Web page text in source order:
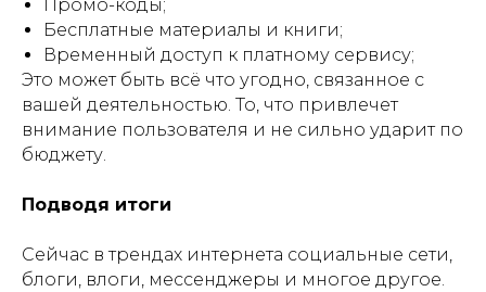
Промо-коды;
Бесплатные материалы и книги;
Временный доступ к платному сервису;
Это может быть всё что угодно, связанное с
вашей деятельностью. То, что привлечет
внимание пользователя и не сильно ударит по
бюджету.
Подводя итоги
Сейчас в трендах интернета социальные сети,
блоги, влоги, мессенджеры и многое другое.